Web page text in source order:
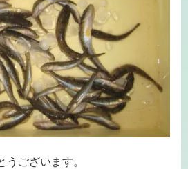
ございます。